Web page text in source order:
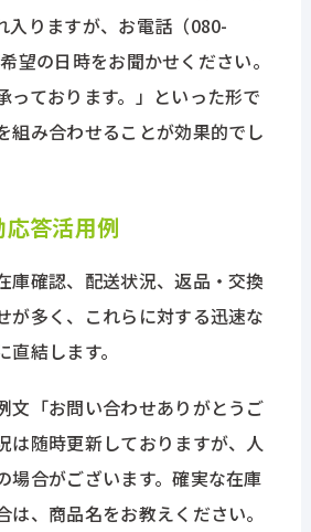
入りますが、お電話（080-
望の日時をお聞かせください。
っております。」といった形で
組み合わせることが効果的でし
答活用例
庫確認、配送状況、返品・交換
が多く、これらに対する迅速な
結します。
文「お問い合わせありがとうご
は随時更新しておりますが、人
場合がございます。確実な在庫
、商品名をお教えください。